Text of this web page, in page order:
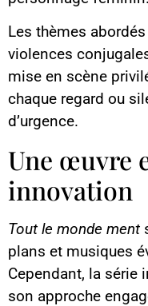
Les thèmes
violences
mise en scène
chaque regard ou
d’urgence.
Une œuvre
innovation
Tout le monde ment
plans et musiques
Cependant, la série
son approche